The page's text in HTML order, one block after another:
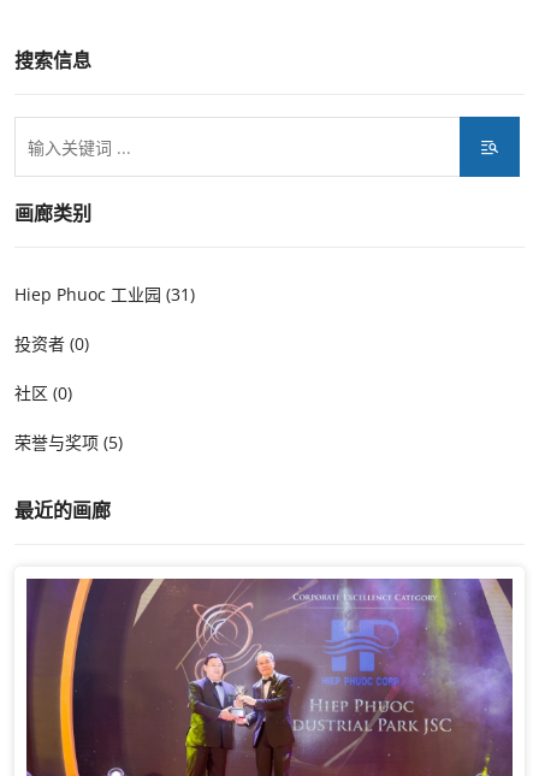
搜索信息
画廊类别
Hiep Phuoc 工业园 (31)
投资者 (0)
社区 (0)
荣誉与奖项 (5)
最近的画廊